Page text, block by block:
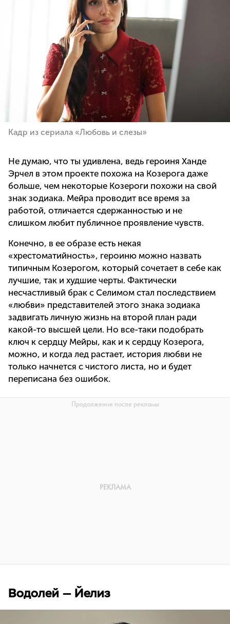
Кадр из сериала «Любовь и слезы»
Не думаю, что ты удивлена, ведь героиня Ханде
Эрчел в этом проекте похожа на Козерога даже
больше, чем некоторые Козероги похожи на свой
знак зодиака. Мейра проводит все время за
работой, отличается сдержанностью и не
слишком любит публичное проявление чувств.
Конечно, в ее образе есть некая
«хрестоматийность», героиню можно назвать
типичным Козерогом, который сочетает в себе как
лучшие, так и худшие черты. Фактически
несчастливый брак с Селимом стал последствием
«любви» представителей этого знака зодиака
задвигать личную жизнь на второй план ради
какой-то высшей цели. Но все-таки подобрать
ключ к сердцу Мейры, как и к сердцу Козерога,
можно, и когда лед растает, история любви не
только начнется с чистого листа, но и будет
переписана без ошибок.
Водолей — Йелиз